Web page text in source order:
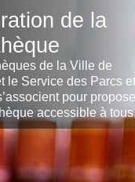
de la
de la Ville de
le Service des Parcs
pour
accessible à